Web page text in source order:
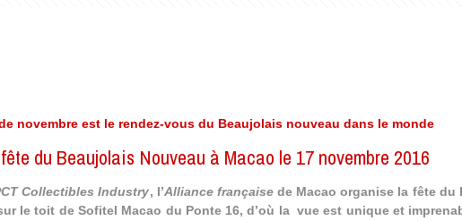
novembre est le rendez-vous du Beaujolais nouveau dans le monde
du Beaujolais Nouveau à Macao le 17 novembre 2016
Collectibles Industry, l’Alliance françaisede Macao organise la fête du
le toit de Sofitel Macao du Ponte 16, d’où la vue est unique et